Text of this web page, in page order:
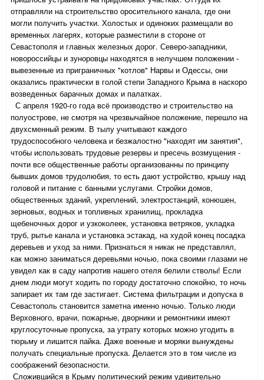
отправляли на строительство оросительного канала, где они
могли получить участки. Холостых и одиноких размещали во
временных лагерях, которые разместили в стороне от
Севастополя и главных железных дорог. Северо-западники,
новороссийцы и зуноровцы находятся в нелучшем положении -
вывезенные из приграничных "котлов" Нарвы и Одессы, они
оказались практически в голой степи Западного Крыма в наскоро
возведенных барачных домах и палатках.
С апреля 1920-го года всё производство и строительство на
полуострове, не смотря на чрезвычайное положение, перешло на
двухсменный режим. В тылу учитывают каждого
трудоспособного человека и безжалостно "находят им занятия",
чтобы использовать трудовые резервы и пресечь возмущения -
почти все общественные работы организованны по принципу
бывших домов трудолюбия, то есть дают устройство, крышу над
головой и питание с банными услугами. Стройки домов,
общественных зданий, укреплений, электростанций, конюшен,
зерновых, водных и топливных хранилищ, прокладка
щебеночных дорог и узкоколеек, установка ветряков, укладка
труб, рытье канала и установка эстакад, на худой конец посадка
деревьев и уход за ними. Признаться я никак не представлял,
как можно заниматься деревьями ночью, пока своими глазами не
увидел как в саду напротив нашего отеля белили стволы! Если
днем люди могут ходить по городу достаточно спокойно, то ночь
запирает их там где застигает. Система фильтрации и допуска в
Севастополь становится заметна именно ночью. Только люди
Верховного, врачи, пожарные, дворники и ремонтники имеют
круглосуточные пропуска, за утрату которых можно угодить в
тюрьму и лишится пайка. Даже военные и моряки вынуждены
получать специальные пропуска. Делается это в том числе из
соображений безопасности.
Сложившийся в Крыму политический режим удивительно